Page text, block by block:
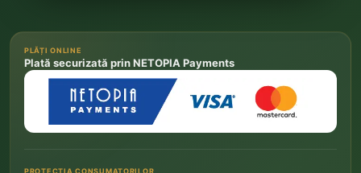
PLĂȚI ONLINE
Plată securizată prin NETOPIA Payments
PROTECȚIA CONSUMATORILOR